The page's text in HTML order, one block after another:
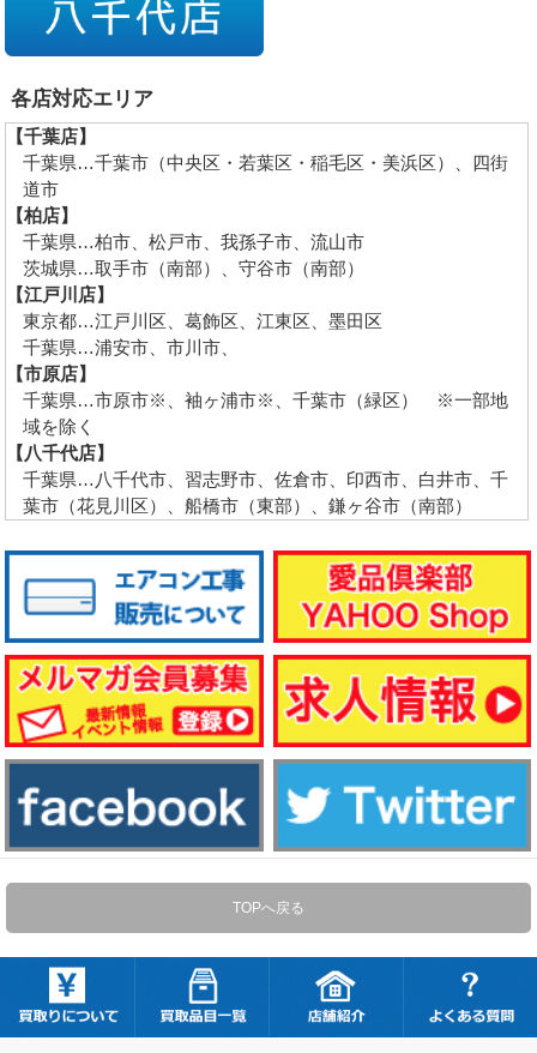
各店対応エリア
【千葉店】
千葉県…千葉市（中央区・若葉区・稲毛区・美浜区）、四街
道市
【柏店】
千葉県…柏市、松戸市、我孫子市、流山市
茨城県…取手市（南部）、守谷市（南部）
【江戸川店】
東京都…江戸川区、葛飾区、江東区、墨田区
千葉県…浦安市、市川市、
【市原店】
千葉県…市原市※、袖ヶ浦市※、千葉市（緑区） ※一部地
域を除く
【八千代店】
千葉県…八千代市、習志野市、佐倉市、印西市、白井市、千
葉市（花見川区）、船橋市（東部）、鎌ヶ谷市（南部）
TOPへ戻る